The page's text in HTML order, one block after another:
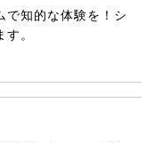
で知的な体験を！シ
。